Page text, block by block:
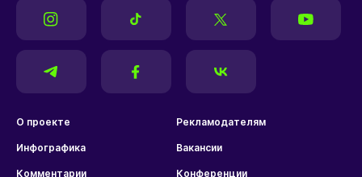
О проекте Рекламодателям
Инфографика Вакансии
Комментарии Конференции